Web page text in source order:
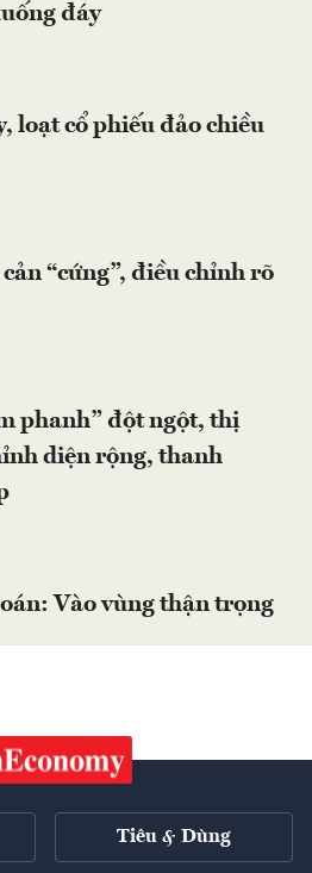
đáy
loạt cổ phiếu đảo chiều
“cứng”, điều chỉnh rõ
phanh” đột ngột, thị
diện rộng, thanh
Vào vùng thận trọng
Tiêu & Dùng